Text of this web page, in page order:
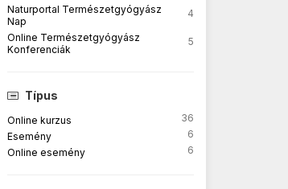
Naturportal Természetgyógyász
Nap
4
Online Természetgyógyász
Konferenciák
5
Típus
Online kurzus
36
Esemény
6
Online esemény
6